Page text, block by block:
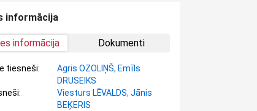
informācija
informācija Dokumenti
tiesneši: Agris OZOLIŅŠ, Emīls
DRUSEIKS
Viesturs LĒVALDS, Jānis
BEĶERIS